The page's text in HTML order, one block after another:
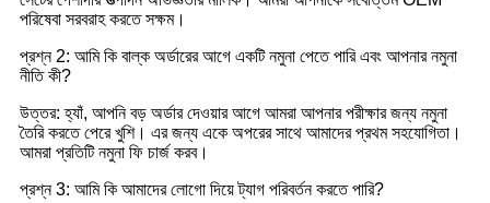
পরিষেবা সরবরাহ করতে সক্ষম।
প্রশ্ন 2: আমি কি বাল্ক অর্ডারের আগে একটি নমুনা পেতে পারি এবং আপনার নমুনা
নীতি কী?
উত্তর: হ্যাঁ, আপনি বড় অর্ডার দেওয়ার আগে আমরা আপনার পরীক্ষার জন্য নমুনা
তৈরি করতে পেরে খুশি। এর জন্য একে অপরের সাথে আমাদের প্রথম সহযোগিতা।
আমরা প্রতিটি নমুনা ফি চার্জ করব।
প্রশ্ন 3: আমি কি আমাদের লোগো দিয়ে ট্যাগ পরিবর্তন করতে পারি?